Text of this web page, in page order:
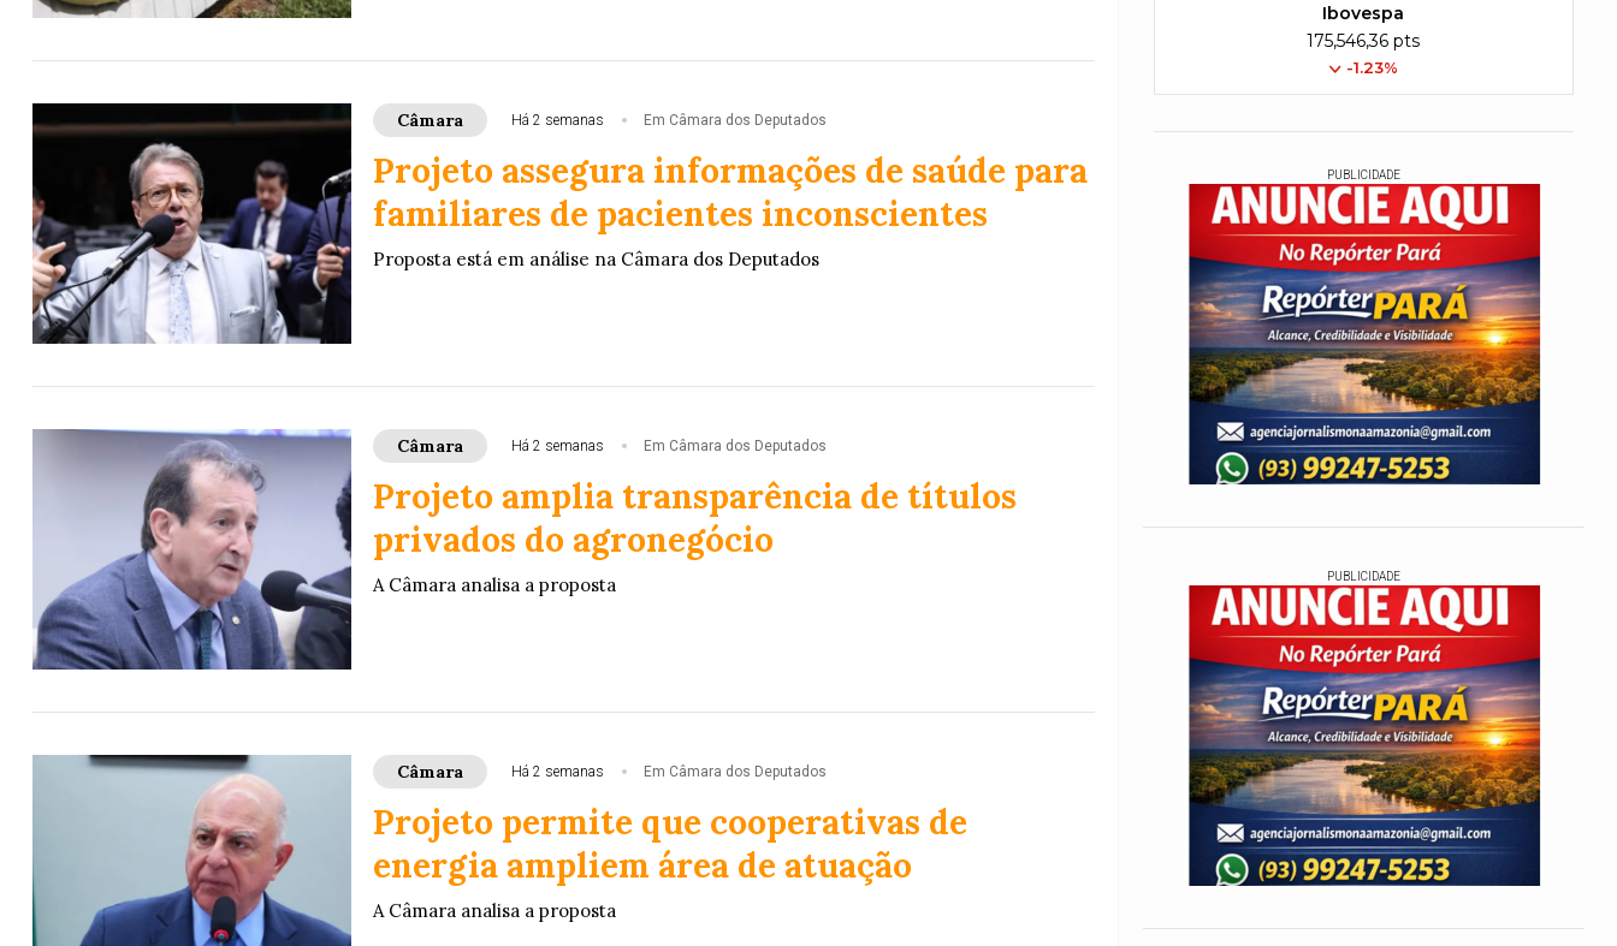
Câmara Há 2 semanas Em Câmara dos Deputados
Projeto assegura informações de saúde para
familiares de pacientes inconscientes
Proposta está em análise na Câmara dos Deputados
Câmara Há 2 semanas Em Câmara dos Deputados
Projeto amplia transparência de títulos
privados do agronegócio
A Câmara analisa a proposta
Câmara Há 2 semanas Em Câmara dos Deputados
Projeto permite que cooperativas de
energia ampliem área de atuação
A Câmara analisa a proposta
Ibovespa
175,546,36 pts
-1.23%
PUBLICIDADE
PUBLICIDADE